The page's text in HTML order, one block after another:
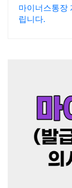
마이너스통장
립니다.